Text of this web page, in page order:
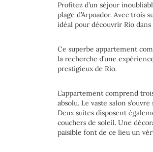
Profitez d’un séjour
plage d’Arpoador. Avec trois
idéal pour découvrir Rio
Ce superbe appartement
la recherche d’une
prestigieux de Rio.
L’appartement comprend
absolu. Le vaste salon
Deux suites disposent
couchers de soleil. Une
paisible font de ce lieu un